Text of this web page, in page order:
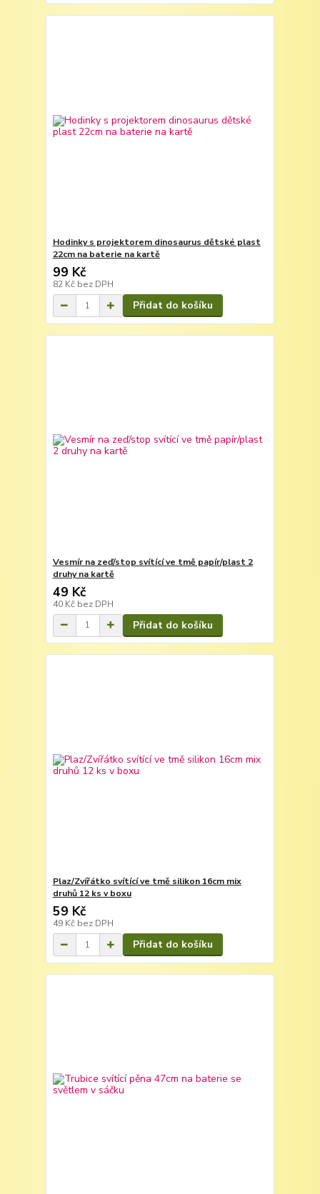
Hodinky s projektorem dinosaurus dětské plast
22cm na baterie na kartě
99 Kč
82 Kč bez DPH
Přidat do košíku
Vesmír na zeď/stop svítící ve tmě papír/plast 2
druhy na kartě
49 Kč
40 Kč bez DPH
Přidat do košíku
Plaz/Zvířátko svítící ve tmě silikon 16cm mix
druhů 12 ks v boxu
59 Kč
49 Kč bez DPH
Přidat do košíku